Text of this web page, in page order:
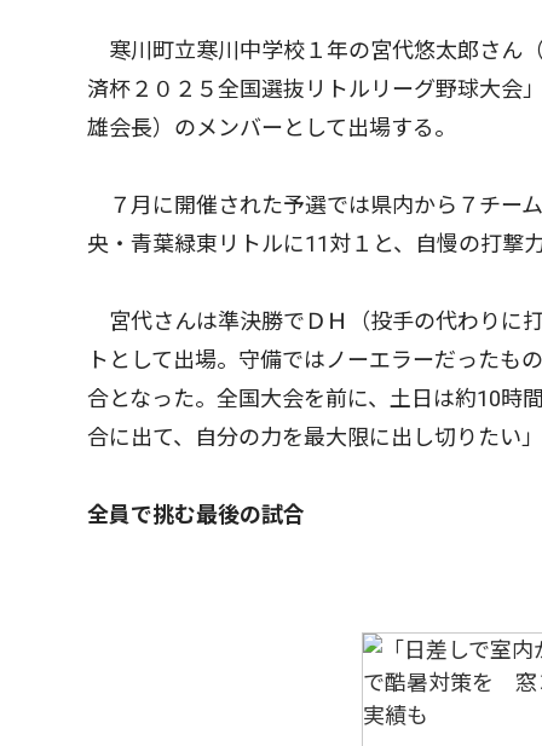
寒川町立寒川中学校１年の宮代悠太郎さん
済杯２０２５全国選抜リトルリーグ野球大会
雄会長）のメンバーとして出場する。
７月に開催された予選では県内から７チー
央・青葉緑東リトルに11対１と、自慢の打撃
宮代さんは準決勝でＤＨ（投手の代わりに
トとして出場。守備ではノーエラーだったも
合となった。全国大会を前に、土日は約10時
合に出て、自分の力を最大限に出し切りたい
全員で挑む最後の試合